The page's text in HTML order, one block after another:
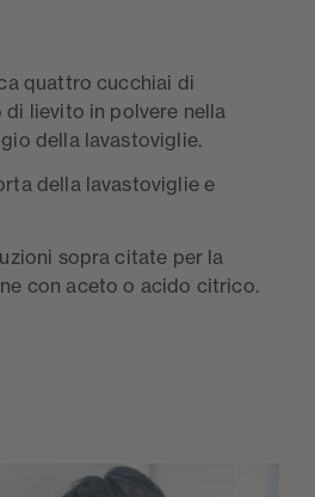
quattro cucchiai di
lievito in polvere nella
della lavastoviglie.
della lavastoviglie e
sopra citate per la
con aceto o acido citrico.